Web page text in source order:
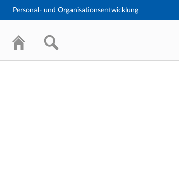
Personal- und Organisationsentwicklung